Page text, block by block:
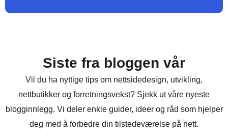
Siste fra bloggen vår
Vil du ha nyttige tips om nettsidedesign, utvikling,
nettbutikker og forretningsvekst? Sjekk ut våre nyeste
blogginnlegg. Vi deler enkle guider, ideer og råd som hjelper
deg med å forbedre din tilstedeværelse på nett.